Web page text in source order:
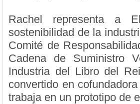
Rachel representa a
sostenibilidad de la
Comité de
Cadena de Suministro
Industria del Libro del
convertido en
trabaja en un prototipo de